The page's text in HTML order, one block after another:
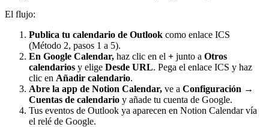
El flujo:
Publica tu calendario de Outlook como enlace ICS
(Método 2, pasos 1 a 5).
En Google Calendar, haz clic en el + junto a Otros
calendarios y elige Desde URL. Pega el enlace ICS y haz
clic en Añadir calendario.
Abre la app de Notion Calendar, ve a Configuración →
Cuentas de calendario y añade tu cuenta de Google.
Tus eventos de Outlook ya aparecen en Notion Calendar vía
el relé de Google.